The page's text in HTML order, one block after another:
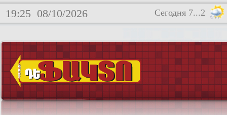
19:25 08/10/2026 Сегодня 7...2